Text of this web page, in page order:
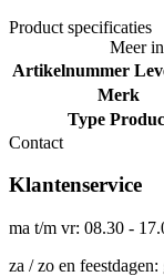
Product specificaties
Meer
Artikelnummer
Merk
Type
Contact
Klantenservice
ma t/m vr: 08.30 -
za / zo en feestdagen: